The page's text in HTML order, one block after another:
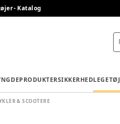
- Katalog
SIKKERHEDLEGETØJ
& SCOOTERE